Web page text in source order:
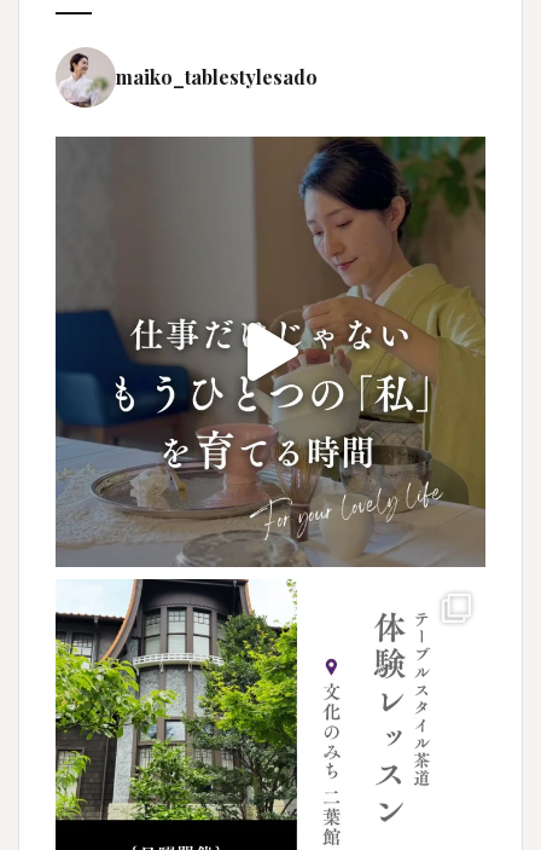
maiko_tablestylesado